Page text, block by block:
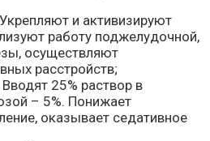
и активизируют
работу поджелудочной,
осуществляют
расстройств;
Вводят 25% раствор в
– 5%. Понижает
оказывает седативное